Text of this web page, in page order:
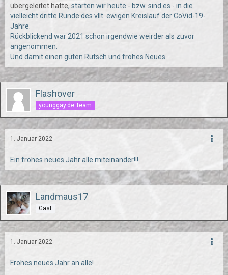
übergeleitet hatte, starten wir heute - bzw. sind es - in die
vielleicht dritte Runde des vllt. ewigen Kreislauf der CoVid-19-
Jahre.
Rückblickend war 2021 schon irgendwie weirder als zuvor
angenommen.
Und damit einen guten Rutsch und frohes Neues.
Flashover
younggay.de Team
1. Januar 2022
Ein frohes neues Jahr alle miteinander!!!
Landmaus17
Gast
1. Januar 2022
Frohes neues Jahr an alle!